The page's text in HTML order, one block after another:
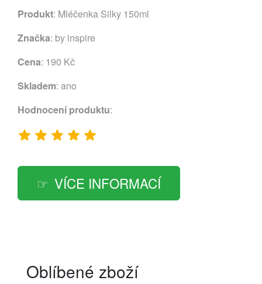
Produkt: Mléčenka Silky 150ml
Značka: by inspire
Cena: 190 Kč
Skladem: ano
Hodnocení produktu:
VÍCE INFORMACÍ
Oblíbené zboží